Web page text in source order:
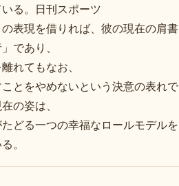
る。日刊スポーツ
の表現を借りれば、彼の現在の肩
であり、
れてもなお、
とをやめないという決意の表れ
の姿は、
どる一つの幸福なロールモデル
。